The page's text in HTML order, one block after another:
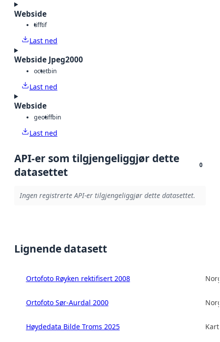
Webside
tifftif
Last ned
Webside Jpeg2000
octetbin
Last ned
Webside
geotiffbin
Last ned
API-er som tilgjengeliggjør dette
datasettet
0
Ingen registrerte API-er tilgjengeliggjør dette datasettet.
Lignende datasett
Ortofoto Røyken rektifisert 2008
Ortofoto Sør-Aurdal 2000
Høydedata Bilde Troms 2025